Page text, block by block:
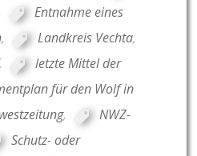
Entnahme eines
, Landkreis Vechta,
,
letzte Mittel der
für den Wolf in
,
NWZ-
Schutz- oder